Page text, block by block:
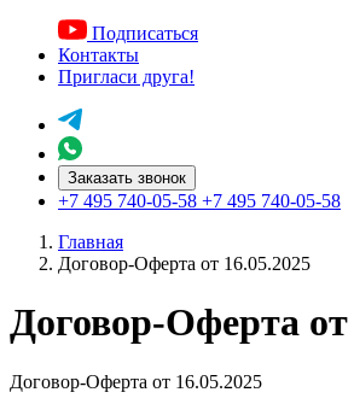
Подписаться
Контакты
Пригласи друга!
Заказать звонок
+7 495 740-05-58 +7 495 740-05-58
Главная
Договор-Оферта от 16.05.2025
Договор-Оферта от
Договор-Оферта от 16.05.2025